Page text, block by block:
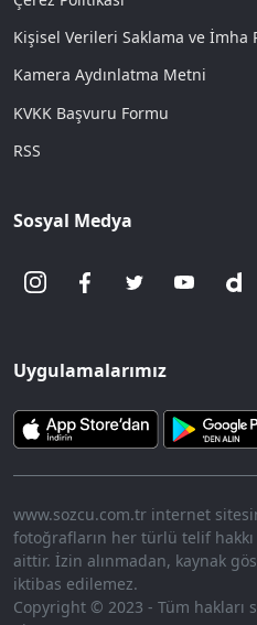
Kişisel Verileri Saklama ve İmha
Kamera Aydınlatma Metni
KVKK Başvuru Formu
RSS
Sosyal Medya
Uygulamalarımız
www.sozcu.com.tr internet
fotoğrafların her türlü telif hakkı
aittir. İzin alınmadan, kaynak
iktibas edilemez.
Copyright © 2023 - Tüm hakları